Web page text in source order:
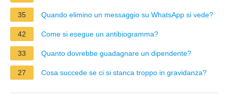
35 Quando elimino un messaggio su WhatsApp si vede?
42 Come si esegue un antibiogramma?
33 Quanto dovrebbe guadagnare un dipendente?
27 Cosa succede se ci si stanca troppo in gravidanza?